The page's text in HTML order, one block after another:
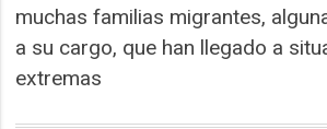
muchas familias migrantes,
a su cargo, que han llegado a
extremas